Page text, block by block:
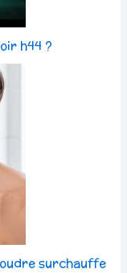
h44 ?
surchauffe